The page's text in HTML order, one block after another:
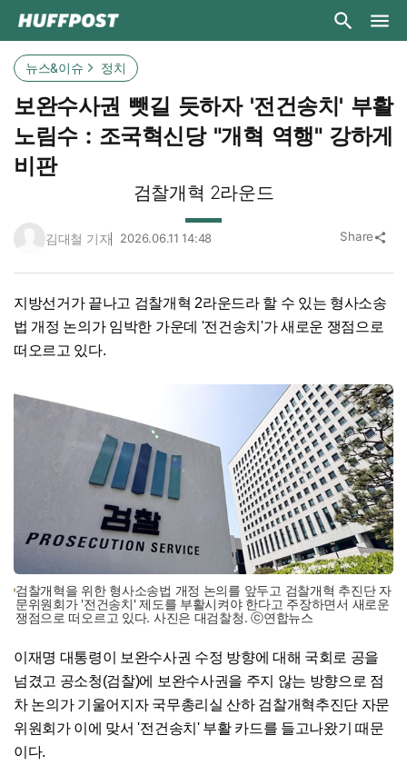
뉴스&이슈 정치
보완수사권 뺏길 듯하자 '전건송치' 부활
노림수 : 조국혁신당 "개혁 역행" 강하게
비판
검찰개혁 2라운드
김대철 기자 2026.06.11 14:48 Share share
지방선거가 끝나고 검찰개혁 2라운드라 할 수 있는 형사소송
법 개정 논의가 임박한 가운데 '전건송치'가 새로운 쟁점으로
떠오르고 있다.
검찰개혁을 위한 형사소송법 개정 논의를 앞두고 검찰개혁 추진단 자
문위원회가 '전건송치' 제도를 부활시켜야 한다고 주장하면서 새로운
쟁점으로 떠오르고 있다. 사진은 대검찰청. ⓒ연합뉴스
이재명 대통령이 보완수사권 수정 방향에 대해 국회로 공을
넘겼고 공소청(검찰)에 보완수사권을 주지 않는 방향으로 점
차 논의가 기울어지자 국무총리실 산하 검찰개혁추진단 자문
위원회가 이에 맞서 '전건송치' 부활 카드를 들고나왔기 때문
이다.